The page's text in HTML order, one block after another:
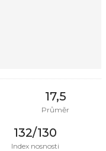
17,5
Průměr
132/130
Index nosnosti